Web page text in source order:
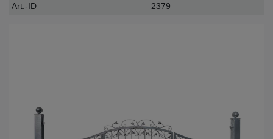
Technisches
Wert
Art.-ID 2379